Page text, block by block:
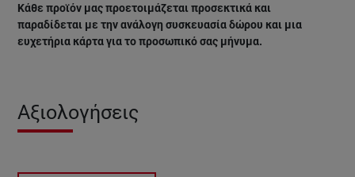
Κάθε προϊόν μας προετοιμάζεται προσεκτικά και
παραδίδεται με την ανάλογη συσκευασία δώρου και μια
ευχετήρια κάρτα για το προσωπικό σας μήνυμα.
Αξιολογήσεις